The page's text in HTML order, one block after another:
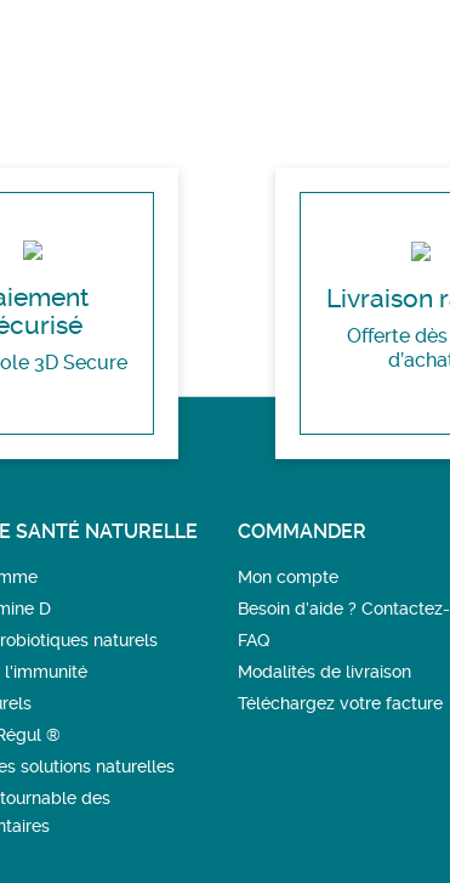
3D Secure
Livraison
Offerte
SANTÉ NATURELLE
D
naturels
l'immunité
®
solutions naturelles
des
COMMANDER
Mon compte
Besoin d’aide ?
FAQ
Modalités de livraison
Téléchargez votre facture